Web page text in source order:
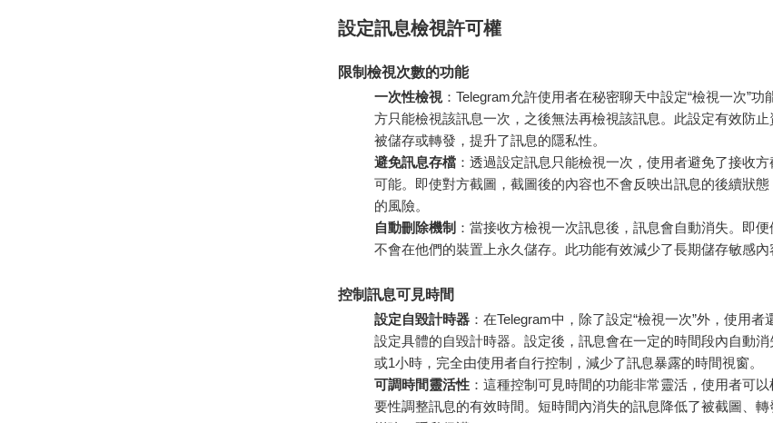
設定訊息檢視許可權
限制檢視次數的功能
一次性檢視 ：Telegram允許使用者在秘密聊天中設定“檢視一次”功
方只能檢視該訊息一次，之後無法再檢視該訊息。此設定有效防
被儲存或轉發，提升了訊息的隱私性。
避免訊息存檔 ：透過設定訊息只能檢視一次，使用者避免了接收
可能。即使對方截圖，截圖後的內容也不會反映出訊息的後續狀
的風險。
自動刪除機制 ：當接收方檢視一次訊息後，訊息會自動消失。即
不會在他們的裝置上永久儲存。此功能有效減少了長期儲存敏感內
控制訊息可見時間
設定自毀計時器 ：在Telegram中，除了設定“檢視一次”外，使用者
設定具體的自毀計時器。設定後，訊息會在一定的時間段內自動
或1小時，完全由使用者自行控制，減少了訊息暴露的時間視窗。
可調時間靈活性 ：這種控制可見時間的功能非常靈活，使用者可
要性調整訊息的有效時間。短時間內消失的訊息降低了被截圖、轉